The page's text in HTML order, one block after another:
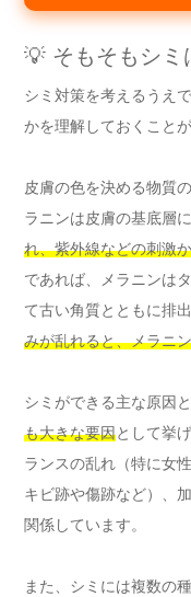
💡 そもそもシミ
シミ対策を考えるうえ
かを理解しておくことが
皮膚の色を決める物質
ラニンは皮膚の基底層
れ、紫外線などの刺激
であれば、メラニンは
て古い角質とともに排
みが乱れると、メラニ
シミができる主な原因と
も大きな要因として挙
ランスの乱れ（特に女
キビ跡や傷跡など）、
関係しています。
また、シミには複数の